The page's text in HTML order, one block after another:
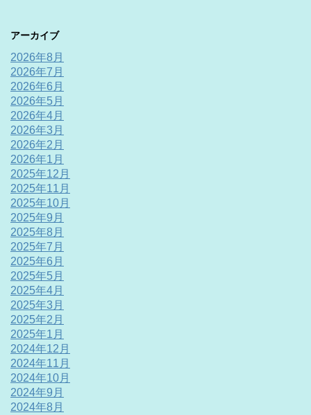
アーカイブ
2026年8月
2026年7月
2026年6月
2026年5月
2026年4月
2026年3月
2026年2月
2026年1月
2025年12月
2025年11月
2025年10月
2025年9月
2025年8月
2025年7月
2025年6月
2025年5月
2025年4月
2025年3月
2025年2月
2025年1月
2024年12月
2024年11月
2024年10月
2024年9月
2024年8月